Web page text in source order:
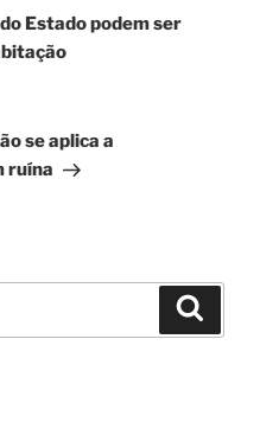
Estado podem ser
se aplica a
ruína